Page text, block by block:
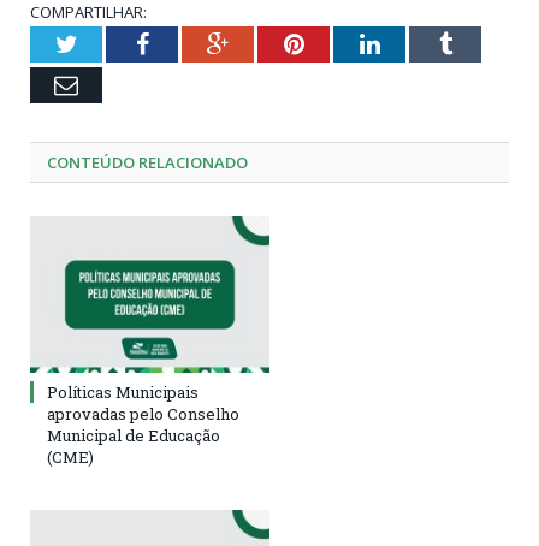
COMPARTILHAR:
TwitterFacebookGoogle+PinterestLinkedInTumblr
Email
CONTEÚDO RELACIONADO
Políticas Municipais
aprovadas pelo Conselho
Municipal de Educação
(CME)